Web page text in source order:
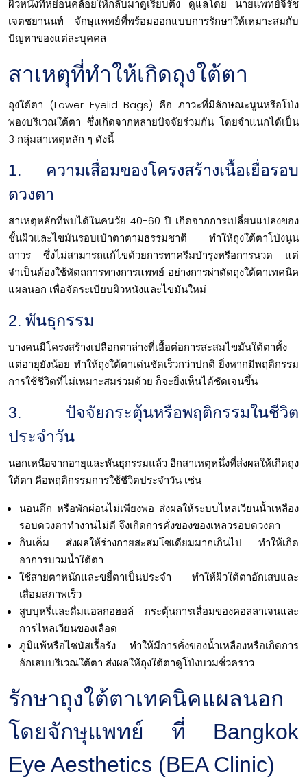
ผิวหนังที่หย่อนคล้อยให้กลับมาดูเรียบตึง ดูแลโดย นายแพทย์จิรัช
เจตชยานนท์ จักษุแพทย์ที่พร้อมออกแบบการรักษาให้เหมาะสมกับ
ปัญหาของแต่ละบุคคล
สาเหตุที่ทำให้เกิดถุงใต้ตา
ถุงใต้ตา (Lower Eyelid Bags) คือ ภาวะที่มีลักษณะนูนหรือโป่ง
พองบริเวณใต้ตา ซึ่งเกิดจากหลายปัจจัยร่วมกัน โดยจำแนกได้เป็น
3 กลุ่มสาเหตุหลัก ๆ ดังนี้
1. ความเสื่อมของโครงสร้างเนื้อเยื่อรอบ
ดวงตา
สาเหตุหลักที่พบได้ในคนวัย 40-60 ปี เกิดจากการเปลี่ยนแปลงของ
ชั้นผิวและไขมันรอบเบ้าตาตามธรรมชาติ ทำให้ถุงใต้ตาโป่งนูน
ถาวร ซึ่งไม่สามารถแก้ไขด้วยการทาครีมบำรุงหรือการนวด แต่
จำเป็นต้องใช้หัตถการทางการแพทย์ อย่างการผ่าตัดถุงใต้ตาเทคนิค
แผลนอก เพื่อจัดระเบียบผิวหนังและไขมันใหม่
2. พันธุกรรม
บางคนมีโครงสร้างเปลือกตาล่างที่เอื้อต่อการสะสมไขมันใต้ตาตั้ง
แต่อายุยังน้อย ทำให้ถุงใต้ตาเด่นชัดเร็วกว่าปกติ ยิ่งหากมีพฤติกรรม
การใช้ชีวิตที่ไม่เหมาะสมร่วมด้วย ก็จะยิ่งเห็นได้ชัดเจนขึ้น
3. ปัจจัยกระตุ้นหรือพฤติกรรมในชีวิต
ประจำวัน
นอกเหนือจากอายุและพันธุกรรมแล้ว อีกสาเหตุหนึ่งที่ส่งผลให้เกิดถุง
ใต้ตา คือพฤติกรรมการใช้ชีวิตประจำวัน เช่น
นอนดึก หรือพักผ่อนไม่เพียงพอ ส่งผลให้ระบบไหลเวียนน้ำเหลือง
รอบดวงตาทำงานไม่ดี จึงเกิดการคั่งของของเหลวรอบดวงตา
กินเค็ม ส่งผลให้ร่างกายสะสมโซเดียมมากเกินไป ทำให้เกิด
อาการบวมน้ำใต้ตา
ใช้สายตาหนักและขยี้ตาเป็นประจำ ทำให้ผิวใต้ตาอักเสบและ
เสื่อมสภาพเร็ว
สูบบุหรี่และดื่มแอลกอฮอล์ กระตุ้นการเสื่อมของคอลลาเจนและ
การไหลเวียนของเลือด
ภูมิแพ้หรือไซนัสเรื้อรัง ทำให้มีการคั่งของน้ำเหลืองหรือเกิดการ
อักเสบบริเวณใต้ตา ส่งผลให้ถุงใต้ตาดูโป่งบวมชั่วคราว
รักษาถุงใต้ตาเทคนิคแผลนอก
โดยจักษุแพทย์ ที่ Bangkok
Eye Aesthetics (BEA Clinic)